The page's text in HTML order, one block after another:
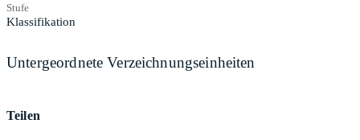
Stufe
Klassifikation
Untergeordnete Verzeichnungseinheiten
Teilen